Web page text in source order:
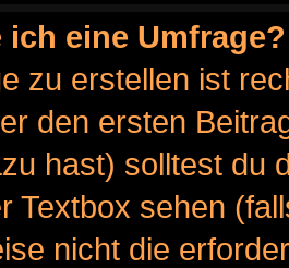
ich eine Umfrage?
zu erstellen ist
den ersten
hast) solltest du
Textbox sehen
nicht die